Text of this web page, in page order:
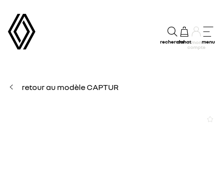
rechercheachatmon
compte
menu
retour au modèle CAPTUR